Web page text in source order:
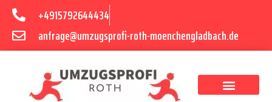
+4915792644434
anfrage@umzugsprofi-roth-moenchengladbach.de